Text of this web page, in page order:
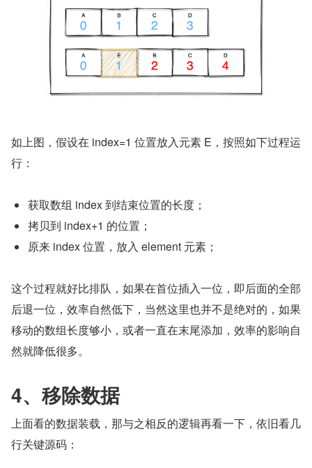
如上图，假设在 index=1 位置放入元素 E，按照如下过程运
行：
获取数组 index 到结束位置的长度；
拷贝到 index+1 的位置；
原来 index 位置，放入 element 元素；
这个过程就好比排队，如果在首位插入一位，即后面的全部
后退一位，效率自然低下，当然这里也并不是绝对的，如果
移动的数组长度够小，或者一直在末尾添加，效率的影响自
然就降低很多。
4、移除数据
上面看的数据装载，那与之相反的逻辑再看一下，依旧看几
行关键源码：